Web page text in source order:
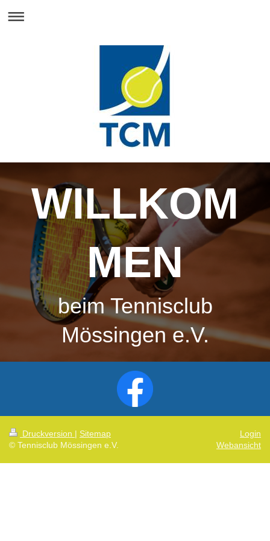
WILLKOM
MEN
beim Tennisclub
Mössingen e.V.
Druckversion | Sitemap
© Tennisclub Mössingen e.V.
Login
Webansicht